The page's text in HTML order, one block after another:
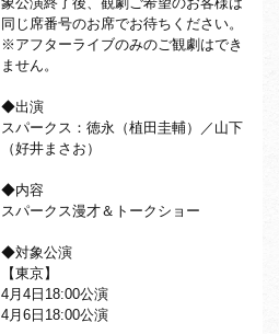
同じ席番号のお席でお待ちください。
※アフターライブのみのご観劇はでき
ません。
◆出演
スパークス：徳永（植田圭輔）／山下
（好井まさお）
◆内容
スパークス漫才＆トークショー
◆対象公演
【東京】
4月4日18:00公演
4月6日18:00公演